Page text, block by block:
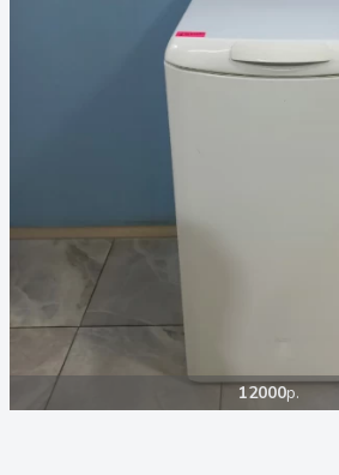
12000р.